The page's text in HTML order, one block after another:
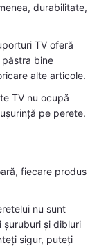
durabilitate,
TV oferă
bine
alte articole.
TV nu ocupă
pe perete.
fiecare produs
nu sunt
șuruburi și dibluri
sigur, puteți